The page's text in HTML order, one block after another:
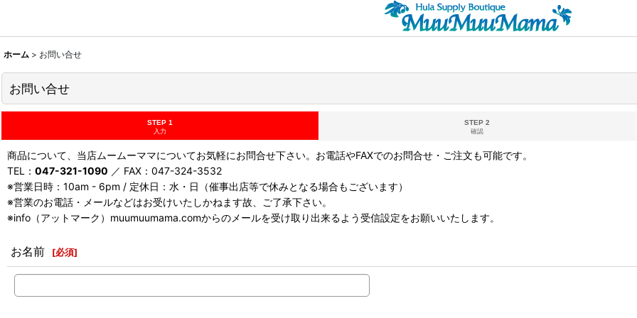
ホーム > お問い合せ
お問い合せ
STEP 1
入力
STEP 2
確認
商品について、当店ムームーママについてお気軽にお問合せ下さい。お電話やFAXでのお問合せ・ご注文も可能です。
TEL： 047-321-1090 ／ FAX：047-324-3532
※営業日時：10am - 6pm / 定休日：水・日（催事出店等で休みとなる場合もございます）
※営業のお電話・メールなどはお受けいたしかねます故、ご了承下さい。
※info（アットマーク）muumuumama.comからのメールを受け取り出来るよう受信設定をお願いいたします。
お名前 [必須]